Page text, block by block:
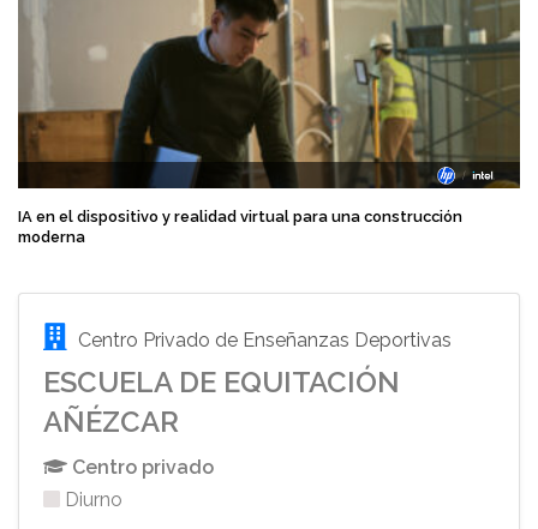
IA en el dispositivo y realidad virtual para una construcción
moderna
Centro Privado de Enseñanzas Deportivas
ESCUELA DE EQUITACIÓN
AÑÉZCAR
Centro privado
Diurno